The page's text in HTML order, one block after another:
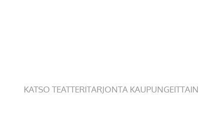
KATSO TEATTERITARJONTA KAUPUNGEITTAIN